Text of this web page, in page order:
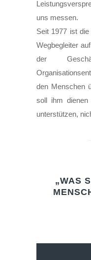
uns messen.
Seit 1977 ist
Wegbegleiter
der
den Menschen
soll ihm
unterstützen,
„WAS